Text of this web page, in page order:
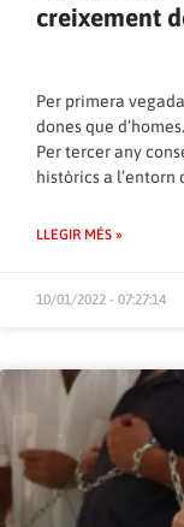
creixement
Per primera
dones que d’homes.
Per tercer any
històrics a l’entorn
LLEGIR MÉS »
10/01/2022 - 07:27:14